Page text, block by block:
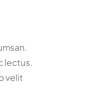
lectus.
velit